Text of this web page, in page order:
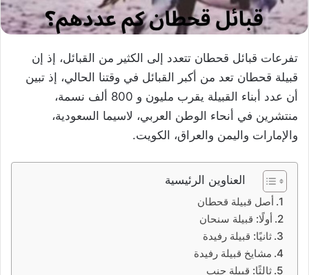
تفرعات قبائل قحطان تتعدد إلى الكثير من القبائل، إذ إن
قبيلة قحطان تعد من أكبر القبائل في وقتنا الحالي، إذ تبين
أن عدد أبناء القبيلة يقرب مليون و 800 ألف نسمة،
منتشرين في أنحاء الوطن العربي، لاسيما السعودية،
والإمارات واليمن والعراق، الكويت.
العناوين الرئيسية
أصل قبيلة قحطان
أولًا: قبيلة سنحان
ثانيًا: قبيلة رفيدة
مشايخ قبيلة رفيدة
ثالثًا: قبيلة جنب